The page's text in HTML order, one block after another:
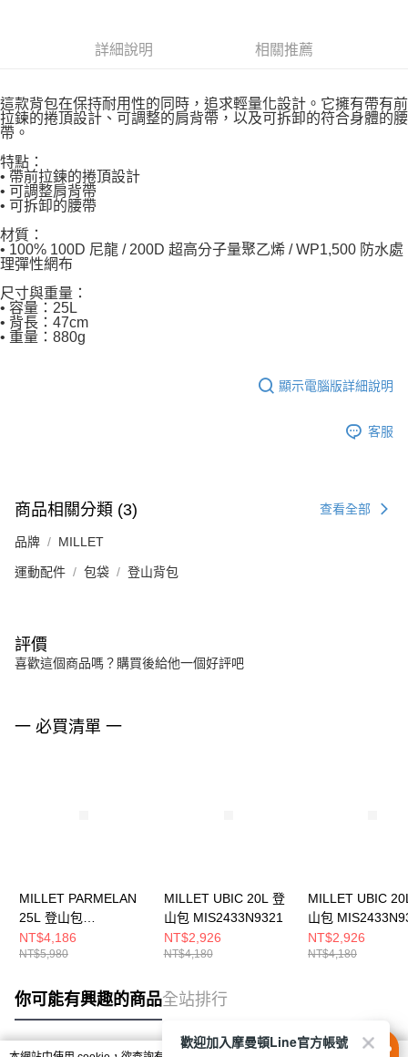
詳細說明 相關推薦
這款背包在保持耐用性的同時，追求輕量化設計。它擁有帶有前
拉鍊的捲頂設計、可調整的肩背帶，以及可拆卸的符合身體的腰
帶。
特點：
• 帶前拉鍊的捲頂設計
• 可調整肩背帶
• 可拆卸的腰帶
材質：
• 100% 100D 尼龍 / 200D 超高分子量聚乙烯 / WP1,500 防水處
理彈性網布
尺寸與重量：
• 容量：25L
• 背長：47cm
• 重量：880g
顯示電腦版詳細說明
客服
商品相關分類 (3) 查看全部
品牌 MILLET
運動配件 包袋 登山背包
評價
喜歡這個商品嗎？購買後給他一個好評吧
一 必買清單 一
MILLET PARMELAN
25L 登山包
MIS01302N0003
NT$4,186
NT$5,980
MILLET UBIC 20L 登
山包 MIS2433N9321
NT$2,926
NT$4,180
MILLET UBIC
山包
NT$2,926
NT$4,180
你可能有興趣的商品全站排行
歡迎加入摩曼頓Line官方帳號